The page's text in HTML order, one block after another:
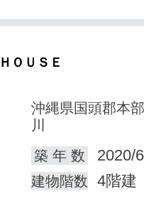
ＯＵＳＥ
沖縄県国頭郡本
川
築 年 数
2020/
建物階数 4階建